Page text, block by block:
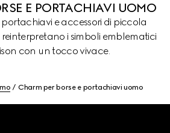
E PORTACHIAVI UOMO
e accessori di piccola
i simboli emblematici
con un tocco vivace.
Charm per borse e portachiavi uomo